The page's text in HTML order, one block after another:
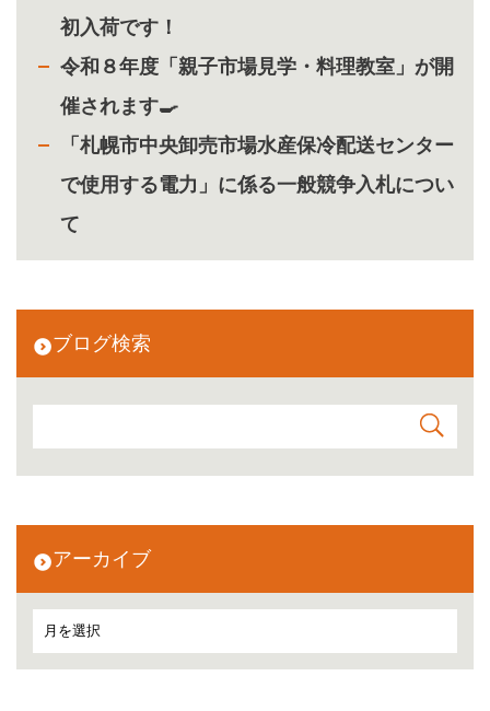
初入荷です！
令和８年度「親子市場見学・料理教室」が開
催されます🍳
「札幌市中央卸売市場水産保冷配送センター
で使用する電力」に係る一般競争入札につい
て
ブログ検索
アーカイブ